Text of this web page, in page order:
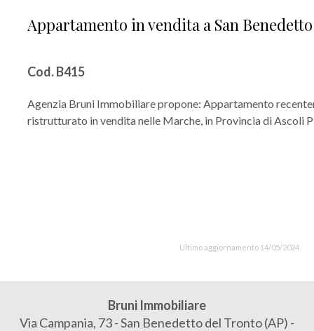
Appartamento in vendita a San
Cod. B415
Agenzia Bruni Immobiliare propone: Appartamento
ristrutturato in vendita nelle Marche, in Provincia di Ascoli
Ultimo aggiornamento 14/05/2024
Bruni Immobiliare
Via Campania, 73 - San Benedetto del Tronto (AP) -